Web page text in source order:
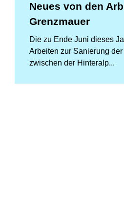
Neues von den
Grenzmauer
Die zu Ende Juni dieses
Arbeiten zur Sanierung
zwischen der Hinteralp...